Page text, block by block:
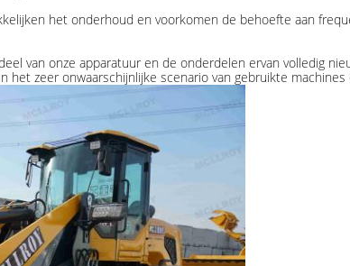
het onderhoud en voorkomen de behoefte aan
van onze apparatuur en de onderdelen ervan volledig
zeer onwaarschijnlijke scenario van gebruikte